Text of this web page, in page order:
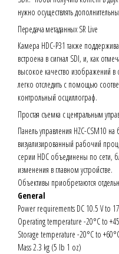
нужно осуществлять
Передача метаданных SR Live
Камера HDC-P31 также
встроена в сигнал SDI, и, как
высокое качество изображений
легко отследить с помощью
контрольный осциллограф.
Простая съемка с центральным
Панель управления HZC-CSM10
визуализированный рабочий
серии HDC объединены по сети,
изменения в главном устройстве.
Объективы приобретаются
General
Power requirements DC 10.5 V to
Operating temperature -20°C to
Storage temperature -20°C to
Mass 2.3 kg (5 lb 1 oz)